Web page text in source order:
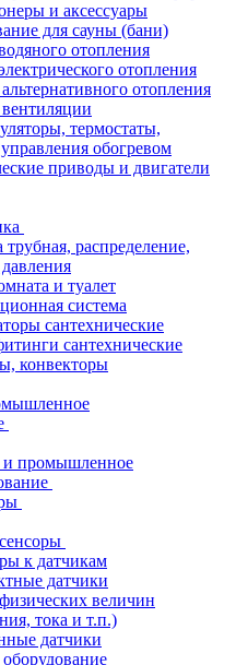
и аксессуары
для сауны (бани)
отопления
отопления
отопления
термостаты,
обогревом
приводы и двигатели
распределение,
и туалет
система
сантехнические
сантехнические
конвекторы
и промышленное
к датчикам
датчики
величин
тока и т.п.)
датчики